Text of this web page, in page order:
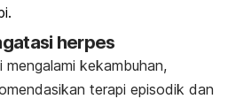
herpes
kekambuhan,
terapi episodik dan